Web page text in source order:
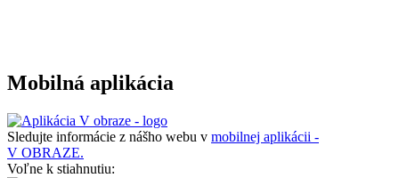
Mobilná aplikácia
Sledujte informácie z nášho webu v mobilnej aplikácii -
V OBRAZE.
Voľne k stiahnutiu: